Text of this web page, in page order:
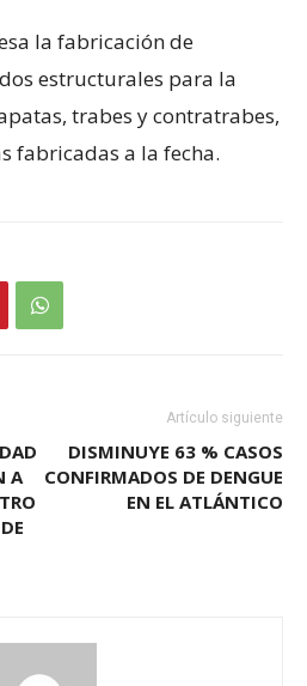
la fabricación de
estructurales para la
trabes y contratrabes,
fabricadas a la fecha.
A
Artículo siguiente
DISMINUYE 63 % CASOS
CONFIRMADOS DE DENGUE
EN EL ATLÁNTICO